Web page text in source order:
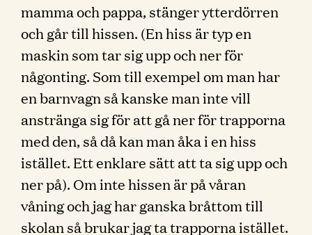
mamma och pappa, stänger ytterdörren
och går till hissen. (En hiss är typ en
maskin som tar sig upp och ner för
någonting. Som till exempel om man har
en barnvagn så kanske man inte vill
anstränga sig för att gå ner för trapporna
med den, så då kan man åka i en hiss
istället. Ett enklare sätt att ta sig upp och
ner på). Om inte hissen är på våran
våning och jag har ganska bråttom till
skolan så brukar jag ta trapporna istället.